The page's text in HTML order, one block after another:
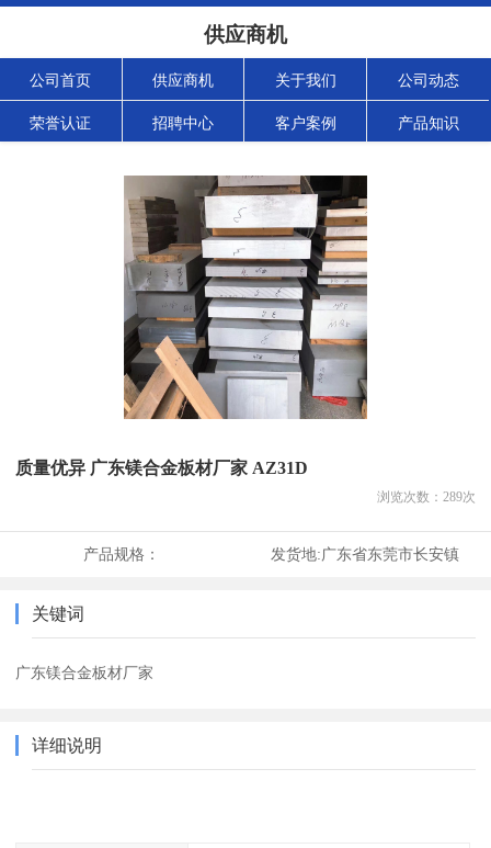
供应商机
公司首页 供应商机 关于我们 公司动态
荣誉认证 招聘中心 客户案例 产品知识
质量优异 广东镁合金板材厂家 AZ31D
浏览次数： 289次
产品规格： 发货地:广东省东莞市长安镇
关键词
广东镁合金板材厂家
详细说明